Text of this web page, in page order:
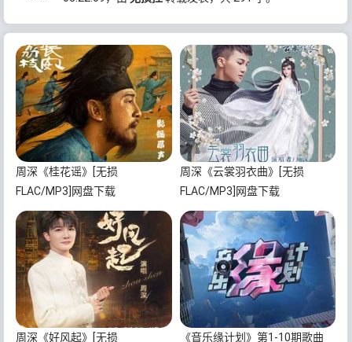
周深《桂花谣》[无损
FLAC/MP3]网盘下载
周深《云裳羽衣曲》[无损
FLAC/MP3]网盘下载
周深《好风起》[无损 《音乐缘计划》第1-10期歌曲